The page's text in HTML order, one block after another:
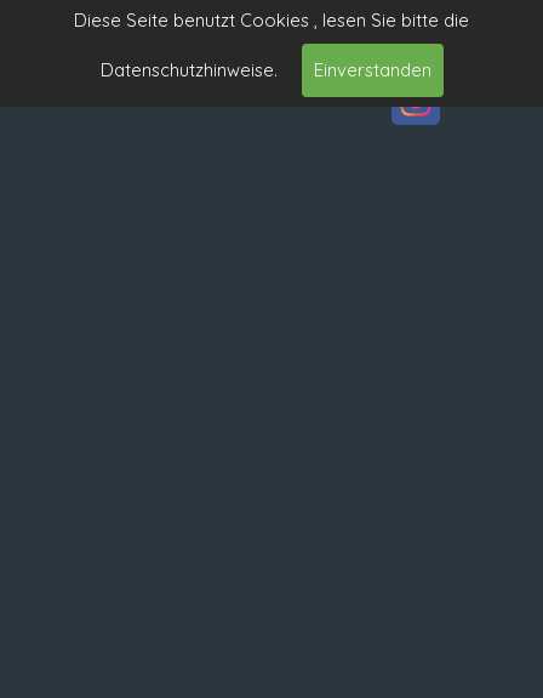
Diese Seite benutzt Cookies , lesen Sie bitte die
Datenschutzhinweise. Einverstanden